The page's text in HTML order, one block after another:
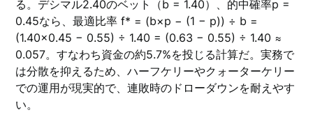
る。デシマル2.40のベット（b = 1.40）、的中確率p =
0.45なら、最適比率 f* = (b×p − (1 − p)) ÷ b =
(1.40×0.45 − 0.55) ÷ 1.40 = (0.63 − 0.55) ÷ 1.40 ≈
0.057。すなわち資金の約5.7%を投じる計算だ。実務で
は分散を抑えるため、ハーフケリーやクォーターケリー
での運用が現実的で、連敗時のドローダウンを耐えやす
い。